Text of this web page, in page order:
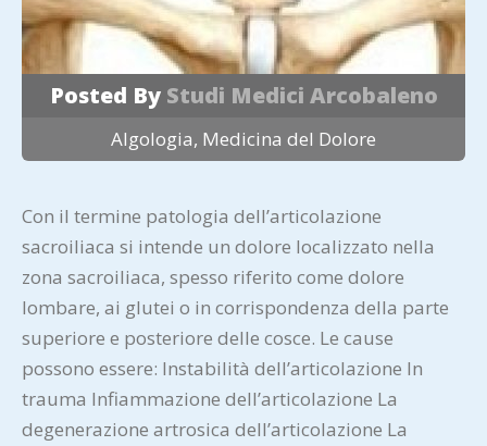
Posted By Studi Medici Arcobaleno
Algologia, Medicina del Dolore
Con il termine patologia dell’articolazione
sacroiliaca si intende un dolore localizzato nella
zona sacroiliaca, spesso riferito come dolore
lombare, ai glutei o in corrispondenza della parte
superiore e posteriore delle cosce. Le cause
possono essere: Instabilità dell’articolazione In
trauma Infiammazione dell’articolazione La
degenerazione artrosica dell’articolazione La